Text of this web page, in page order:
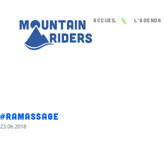
Accueil L’agenda
#Ramassage
23.06.2018